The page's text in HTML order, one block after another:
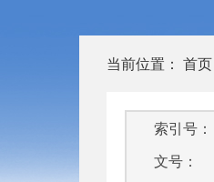
当前位置： 首页
索引号：
文号：